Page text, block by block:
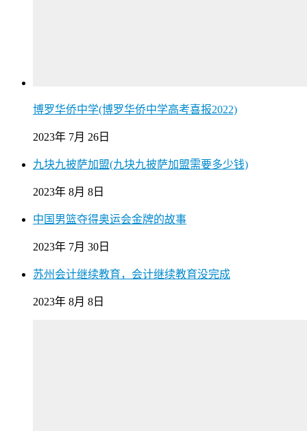
博罗华侨中学(博罗华侨中学高考喜报2022)
2023年 7月 26日
九块九披萨加盟(九块九披萨加盟需要多少钱)
2023年 8月 8日
中国男篮夺得奥运会金牌的故事
2023年 7月 30日
苏州会计继续教育，会计继续教育没完成
2023年 8月 8日